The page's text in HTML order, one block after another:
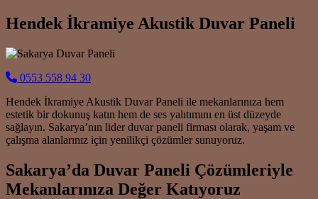
Hendek İkramiye Akustik Duvar Paneli
0553 558 94 30
Hendek İkramiye Akustik Duvar Paneli ile mekanlarınıza hem
estetik bir dokunuş katın hem de ses yalıtımını en üst düzeyde
sağlayın. Sakarya’nın lider duvar paneli firması olarak, yaşam ve
çalışma alanlarınız için yenilikçi çözümler sunuyoruz.
Sakarya’da Duvar Paneli Çözümleriyle
Mekanlarınıza Değer Katıyoruz